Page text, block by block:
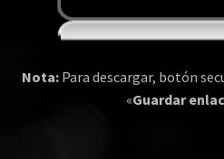
Nota:Para descargar, botón
«Guardar